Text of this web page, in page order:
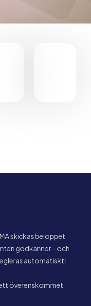
skickas beloppet
godkänner – och
automatiskt i
överenskommet